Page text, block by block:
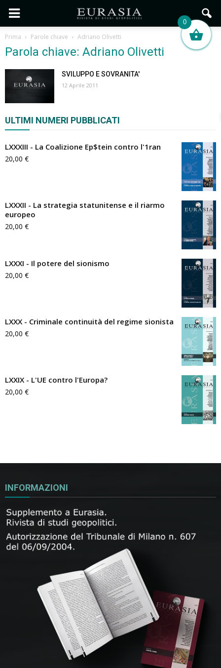
Prima Parole chiave Adriano Olivetti
Parola chiave: Adriano Olivetti
SVILUPPO E SOVRANITA'
12 Aprile 2011
ULTIMI NUMERI PUBBLICATI
LXXXIII - La Coalizione Ep$tein contro l'1ran
20,00 €
LXXXII - La strategia statunitense e il riarmo
europeo
20,00 €
LXXXI - Il potere del sionismo
20,00 €
LXXX - Criminale continuità del regime sionista
20,00 €
LXXIX - L'UE contro l'Europa?
20,00 €
INFORMAZIONI
0